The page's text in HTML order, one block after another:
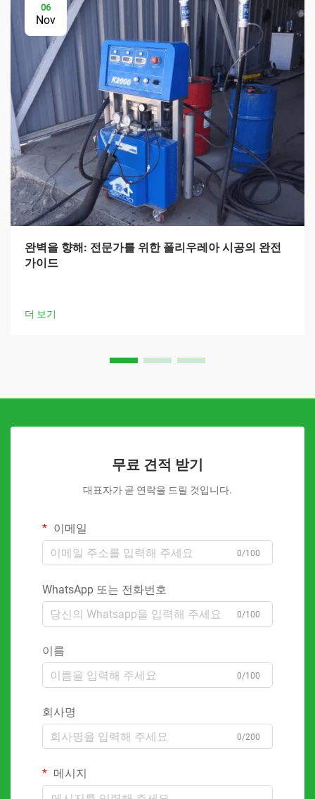
06
Nov
완벽을 향해: 전문가를 위한 폴리우레아 시공의 완전
가이드
더 보기
무료 견적 받기
대표자가 곧 연락을 드릴 것입니다.
이메일
0/100
WhatsApp 또는 전화번호
0/100
이름
0/100
회사명
0/200
메시지